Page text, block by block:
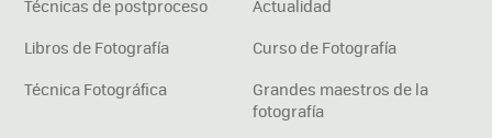
Técnicas de postproceso
Actualidad
Libros de Fotografía
Curso de Fotografía
Técnica Fotográfica
Grandes maestros de la
fotografía